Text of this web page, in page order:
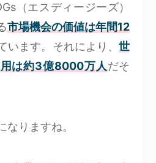
（エスディージーズ）
市場機会の価値は年間12
います。それにより、世
は約3億8000万人だそ
りますね。